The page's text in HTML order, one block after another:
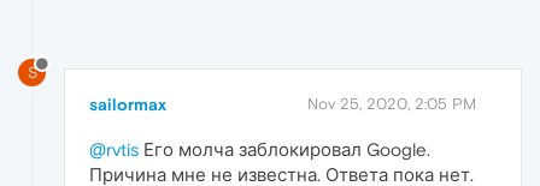
S
sailormax Nov 25, 2020, 2:05 PM
@rvtis Его молча заблокировал Google.
Причина мне не известна. Ответа пока нет.